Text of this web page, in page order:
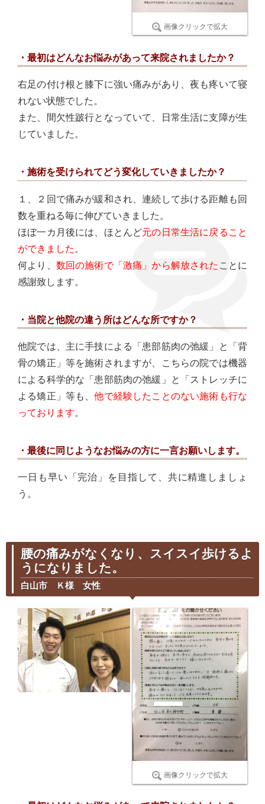
画像クリックで拡大
・最初はどんなお悩みがあって来院されましたか？
右足の付け根と膝下に強い痛みがあり、夜も疼いて寝
れない状態でした。
また、間欠性跛行となっていて、日常生活に支障が生
じていました。
・施術を受けられてどう変化していきましたか？
１、２回で痛みが緩和され、連続して歩ける距離も回
数を重ねる毎に伸びていきました。
ほぼ一カ月後には、ほとんど元の日常生活に戻ること
ができました 。
何より、 数回の施術で「激痛」から解放された ことに
感謝致します。
・当院と他院の違う所はどんな所ですか？
他院では、主に手技による「患部筋肉の弛緩」と「背
骨の矯正」等を施術されますが、こちらの院では機器
による科学的な「患部筋肉の弛緩」と「ストレッチに
よる矯正」等も、他で経験したことのない施術も行な
っております。
・最後に同じようなお悩みの方に一言お願いします。
一日も早い「完治」を目指して、共に精進しましょ
う。
腰の痛みがなくなり、スイスイ歩けるよ
うになりました。
白山市 Ｋ様 女性
画像クリックで拡大